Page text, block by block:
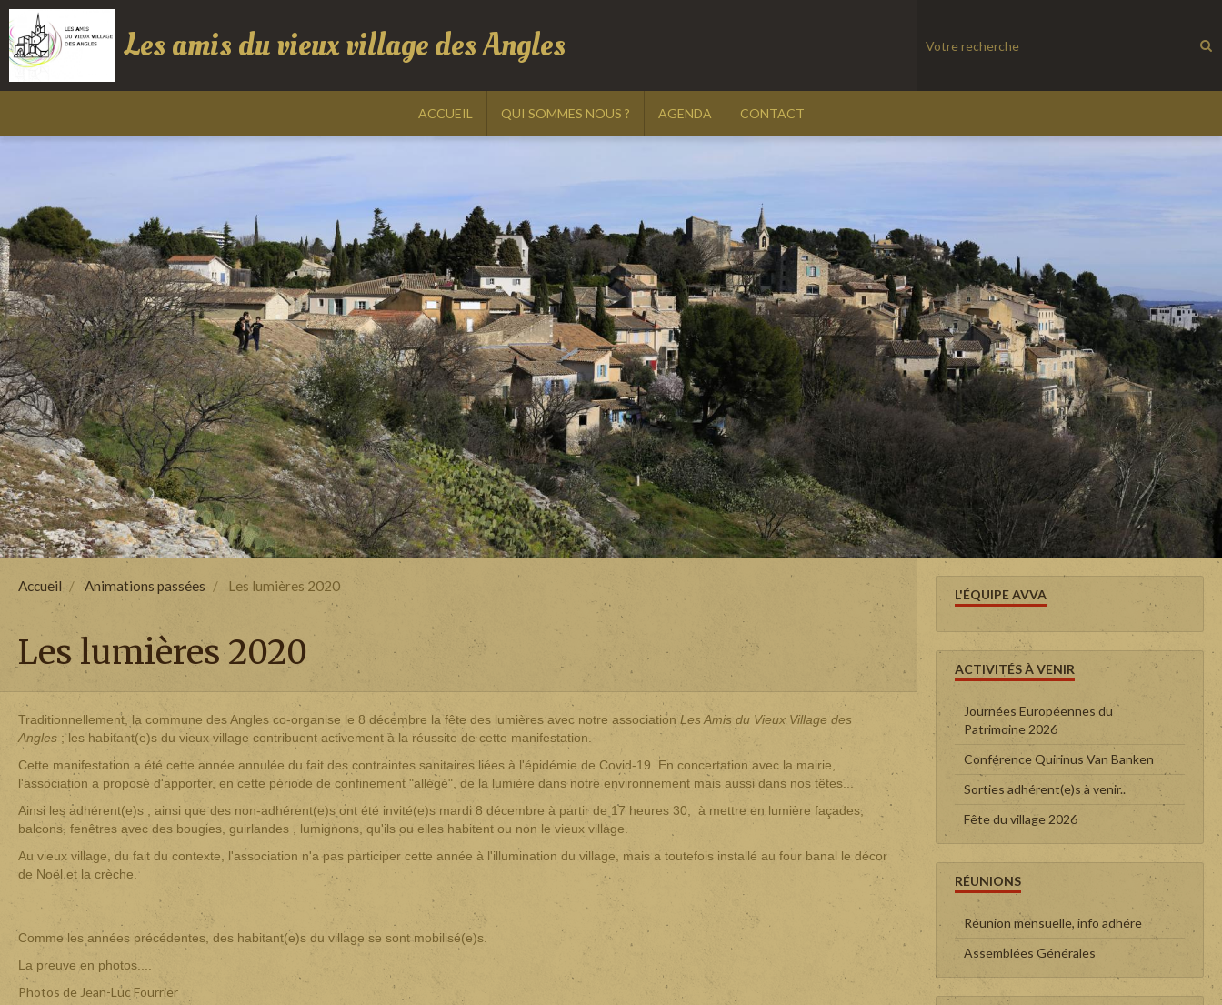
Les amis du vieux village des Angles
ACCUEIL QUI SOMMES NOUS ? AGENDA CONTACT
Accueil Animations passées Les lumières 2020
Les lumières 2020
Traditionnellement, la commune des Angles co-organise le 8 décembre la fête des lumières avec notre association Les Amis du Vieux Village des
Angles ; les habitant(e)s du vieux village contribuent activement à la réussite de cette manifestation.
Cette manifestation a été cette année annulée du fait des contraintes sanitaires liées à l'épidémie de Covid-19. En concertation avec la mairie,
l'association a proposé d'apporter, en cette période de confinement "allégé", de la lumière dans notre environnement mais aussi dans nos têtes...
Ainsi les adhérent(e)s , ainsi que des non-adhérent(e)s ont été invité(e)s mardi 8 décembre à partir de 17 heures 30, à mettre en lumière façades,
balcons, fenêtres avec des bougies, guirlandes , lumignons, qu'ils ou elles habitent ou non le vieux village.
Au vieux village, du fait du contexte, l'association n'a pas participer cette année à l'illumination du village, mais a toutefois installé au four banal le décor
de Noël et la crèche.
Comme les années précédentes, des habitant(e)s du village se sont mobilisé(e)s.
La preuve en photos....
Photos de Jean-Luc Fourrier
L'ÉQUIPE AVVA
ACTIVITÉS À VENIR
Journées Européennes du
Patrimoine 2026
Conférence Quirinus Van Banken
Sorties adhérent(e)s à venir..
Fête du village 2026
RÉUNIONS
Réunion mensuelle, info adhére
Assemblées Générales